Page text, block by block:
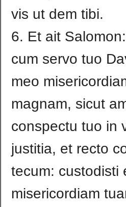
vis ut dem tibi.
6. Et ait
cum servo tuo
meo
magnam, sicut
conspectu tuo in
justitia, et recto
tecum: custodisti
misericordiam